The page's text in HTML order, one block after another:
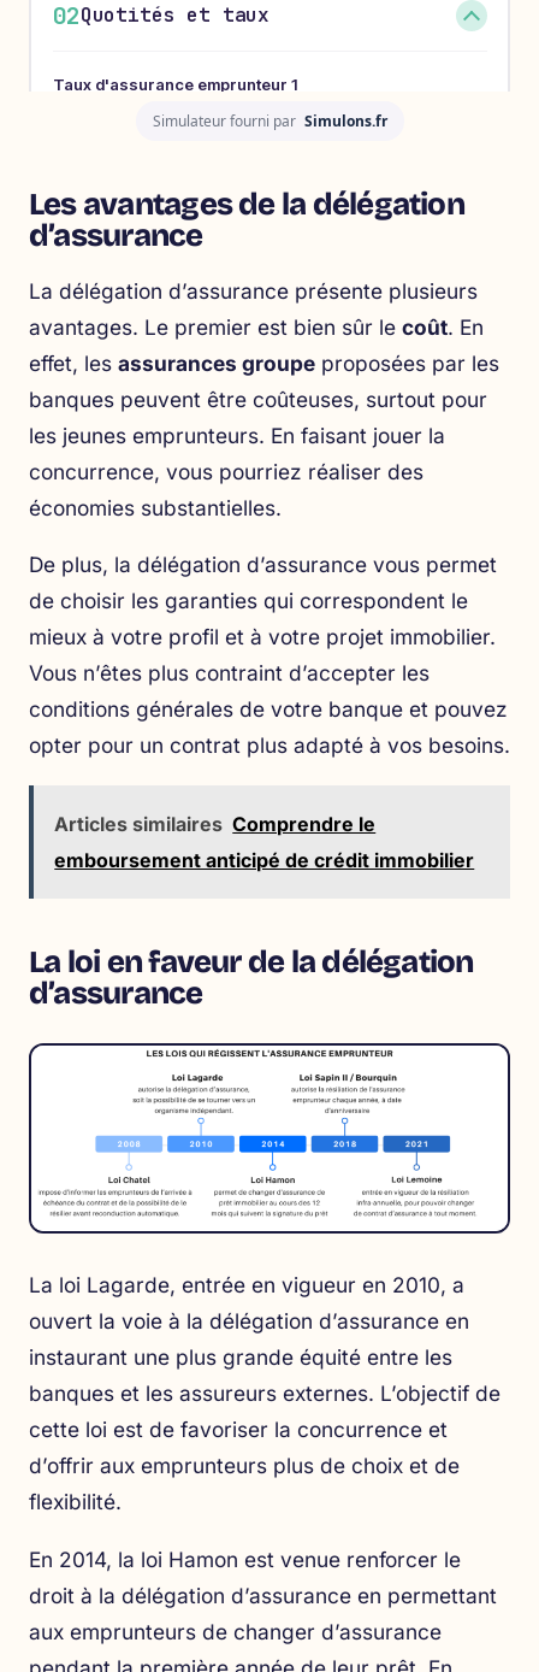
Simulateur fourni par Simulons.fr
Les avantages de la délégation
d’assurance
La délégation d’assurance présente plusieurs
avantages. Le premier est bien sûr le coût. En
effet, les assurances groupe proposées par les
banques peuvent être coûteuses, surtout pour
les jeunes emprunteurs. En faisant jouer la
concurrence, vous pourriez réaliser des
économies substantielles.
De plus, la délégation d’assurance vous permet
de choisir les garanties qui correspondent le
mieux à votre profil et à votre projet immobilier.
Vous n’êtes plus contraint d’accepter les
conditions générales de votre banque et pouvez
opter pour un contrat plus adapté à vos besoins.
Articles similaires Comprendre le
emboursement anticipé de crédit immobilier
La loi en faveur de la délégation
d’assurance
La loi Lagarde, entrée en vigueur en 2010, a
ouvert la voie à la délégation d’assurance en
instaurant une plus grande équité entre les
banques et les assureurs externes. L’objectif de
cette loi est de favoriser la concurrence et
d’offrir aux emprunteurs plus de choix et de
flexibilité.
En 2014, la loi Hamon est venue renforcer le
droit à la délégation d’assurance en permettant
aux emprunteurs de changer d’assurance